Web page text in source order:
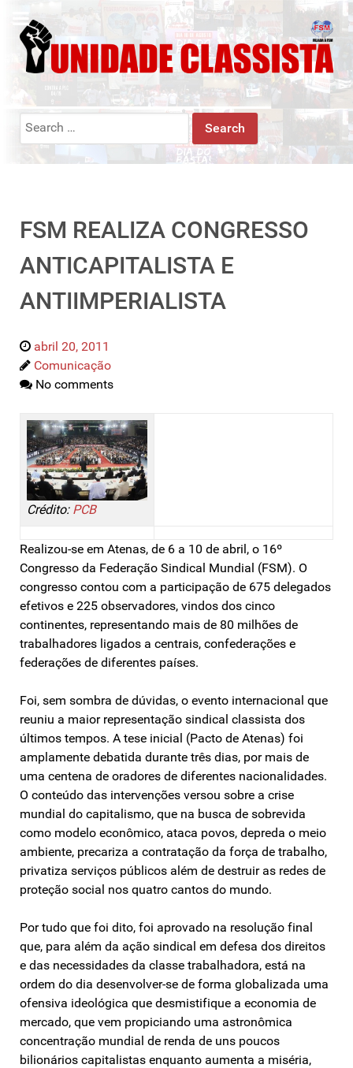
Search
FSM REALIZA CONGRESSO
ANTICAPITALISTA E
ANTIIMPERIALISTA
abril 20, 2011
Comunicação
No comments
Crédito: PCB
Realizou-se em Atenas, de 6 a 10 de abril, o 16º
Congresso da Federação Sindical Mundial (FSM). O
congresso contou com a participação de 675 delegados
efetivos e 225 observadores, vindos dos cinco
continentes, representando mais de 80 milhões de
trabalhadores ligados a centrais, confederações e
federações de diferentes países.
Foi, sem sombra de dúvidas, o evento internacional que
reuniu a maior representação sindical classista dos
últimos tempos. A tese inicial (Pacto de Atenas) foi
amplamente debatida durante três dias, por mais de
uma centena de oradores de diferentes nacionalidades.
O conteúdo das intervenções versou sobre a crise
mundial do capitalismo, que na busca de sobrevida
como modelo econômico, ataca povos, depreda o meio
ambiente, precariza a contratação da força de trabalho,
privatiza serviços públicos além de destruir as redes de
proteção social nos quatro cantos do mundo.
Por tudo que foi dito, foi aprovado na resolução final
que, para além da ação sindical em defesa dos direitos
e das necessidades da classe trabalhadora, está na
ordem do dia desenvolver-se de forma globalizada uma
ofensiva ideológica que desmistifique a economia de
mercado, que vem propiciando uma astronômica
concentração mundial de renda de uns poucos
bilionários capitalistas enquanto aumenta a miséria,